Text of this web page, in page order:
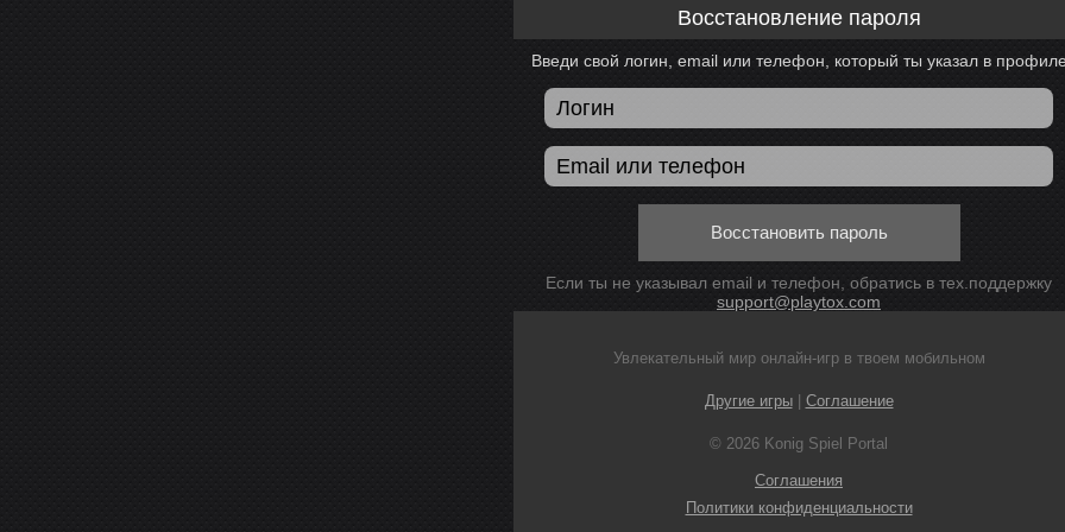
Восстановление пароля
Введи свой логин, email или телефон, который ты указал в
Восстановить пароль
Если ты не указывал email и телефон, обратись в тех.поддержку
support@playtox.com
Увлекательный мир онлайн-игр в твоем мобильном
Другие игры| Соглашение
© 2026 Konig Spiel Portal
Соглашения
Политики конфиденциальности